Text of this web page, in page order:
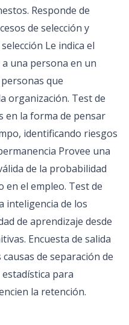
Responde de
de selección y
Le indica el
una persona en un
que
organización. Test de
en la forma de pensar
identificando riesgos
Provee una
de la probabilidad
en el empleo. Test de
inteligencia de los
de aprendizaje desde
Encuesta de salida
de separación de
para
la retención.